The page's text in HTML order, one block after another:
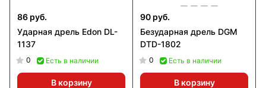
86 руб.
Ударная дрель Edon DL-
1137
0 Есть в наличии
В корзину
90 руб.
Безударная дрель DGM
DTD-1802
0 Есть в наличии
В корзину